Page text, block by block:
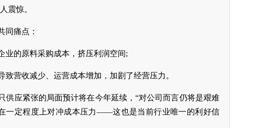
震惊。
同痛点：
业的原料采购成本，挤压利润空间;
营收减少、运营成本增加，加剧了经营压力。
供应紧张的局面预计将在今年延续，“对公司而言仍将是艰难
一定程度上对冲成本压力——这也是当前行业唯一的利好信